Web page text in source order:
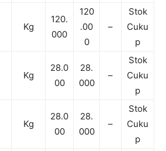
Kg
120.
000
120
.00
0
–
Stok
Cuku
p
Kg
28.0
00
28.
000
–
Stok
Cuku
p
Kg
28.0
00
28.
000
–
Stok
Cuku
p